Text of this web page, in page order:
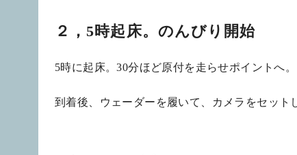
２，5時起床。のんびり開始
5時に起床。30分ほど原付を走らせポイントへ。
到着後、ウェーダーを履いて、カメラをセット